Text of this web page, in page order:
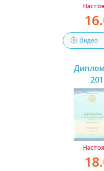
Видео